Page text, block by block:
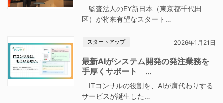
監査法人のEY新日本（東京都千代田
区）が将来有望なスタート…
スタートアップ 2026年1月21日
最新AIがシステム開発の発注業務を
手厚くサポート …
ITコンサルの役割を、AIが肩代わりする
サービスが誕生した…